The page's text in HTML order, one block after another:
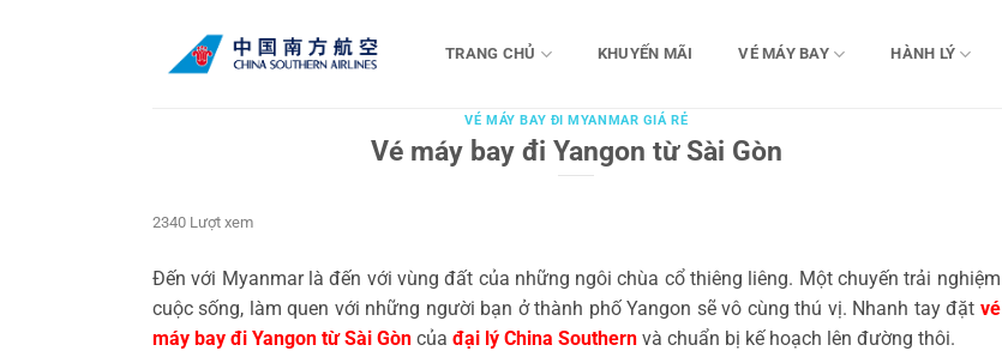
TRANG CHỦ KHUYẾN MÃI VÉ MÁY BAY HÀNH LÝ
VÉ MÁY BAY ĐI MYANMAR GIÁ RẺ
Vé máy bay đi Yangon từ Sài Gòn
2340 Lượt xem
Đến với Myanmar là đến với vùng đất của những ngôi chùa cổ thiêng liêng. Một chuyến trải nghiệm
cuộc sống, làm quen với những người bạn ở thành phố Yangon sẽ vô cùng thú vị. Nhanh tay đặt vé
máy bay đi Yangon từ Sài Gòn của đại lý China Southern và chuẩn bị kế hoạch lên đường thôi.